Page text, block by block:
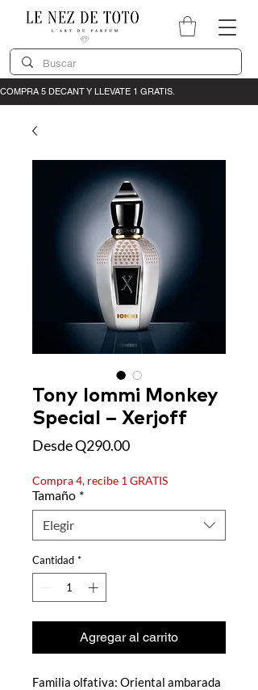
Tony Iommi Monkey
Special – Xerjoff
DesdeQ290.00Precio
oferta
Compra 4, recibe 1 GRATIS
Tamaño *
Elegir
Cantidad *
Agregar al carrito
Familia olfativa: Oriental ambarada